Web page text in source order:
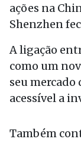
ações na
Shenzhen
A ligação
como um
seu
acessível a
Também